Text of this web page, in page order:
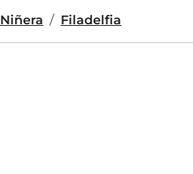
Niñera Filadelfia